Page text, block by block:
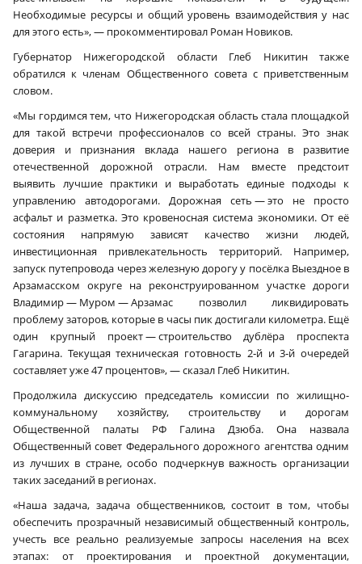
Необходимые ресурсы и общий уровень взаимодействия у нас
для этого есть», — прокомментировал Роман Новиков.
Губернатор Нижегородской области Глеб Никитин также
обратился к членам Общественного совета с приветственным
словом.
«Мы гордимся тем, что Нижегородская область стала площадкой
для такой встречи профессионалов со всей страны. Это знак
доверия и признания вклада нашего региона в развитие
отечественной дорожной отрасли. Нам вместе предстоит
выявить лучшие практики и выработать единые подходы к
управлению автодорогами. Дорожная сеть — это не просто
асфальт и разметка. Это кровеносная система экономики. От её
состояния напрямую зависят качество жизни людей,
инвестиционная привлекательность территорий. Например,
запуск путепровода через железную дорогу у посёлка Выездное в
Арзамасском округе на реконструированном участке дороги
Владимир — Муром — Арзамас позволил ликвидировать
проблему заторов, которые в часы пик достигали километра. Ещё
один крупный проект — строительство дублёра проспекта
Гагарина. Текущая техническая готовность 2‑й и 3‑й очередей
составляет уже 47 процентов», — сказал Глеб Никитин.
Продолжила дискуссию председатель комиссии по жилищно-
коммунальному хозяйству, строительству и дорогам
Общественной палаты РФ Галина Дзюба. Она назвала
Общественный совет Федерального дорожного агентства одним
из лучших в стране, особо подчеркнув важность организации
таких заседаний в регионах.
«Наша задача, задача общественников, состоит в том, чтобы
обеспечить прозрачный независимый общественный контроль,
учесть все реально реализуемые запросы населения на всех
этапах: от проектирования и проектной документации,